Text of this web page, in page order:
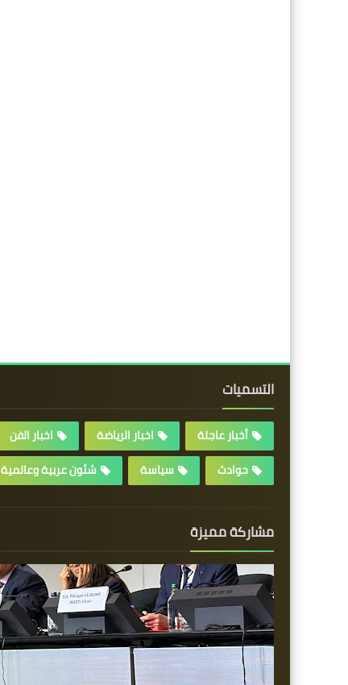
التسميات
أخبار عاجلة اخبار الرياضة اخبار الفن
حوادث
سياسة شئون عربية وعالمية
مشاركة مميزة